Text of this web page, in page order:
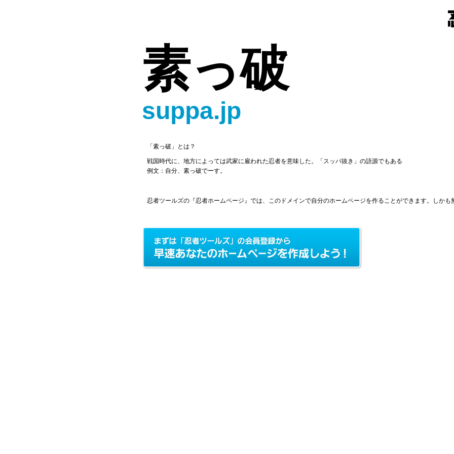
素っ破
suppa.jp
「素っ破」とは？
戦国時代に、地方によっては武家に雇われた忍者を意味した。「スッパ抜き」の語源でもある
例文：自分、素っ破でーす。
忍者ツールズの『忍者ホームページ』では、このドメインで自分のホームページを作ることができます。しかも